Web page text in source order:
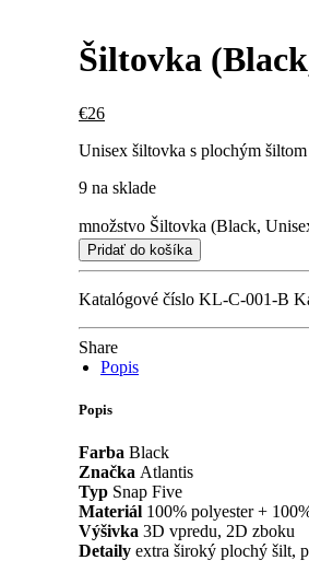
Šiltovka
€26
Unisex šiltovka s plochým
9 na sklade
množstvo Šiltovka (Black,
Pridať do košíka
Katalógové číslo KL-C-001-B
Share
Popis
Popis
Farba Black
Značka Atlantis
Typ Snap Five
Materiál 100% polyester +
Výšivka 3D vpredu, 2D zboku
Detaily extra široký plochý šilt,